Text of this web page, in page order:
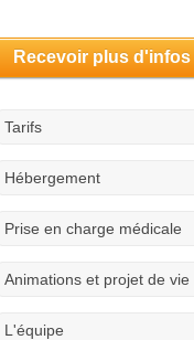
Recevoir plus d'infos
Tarifs
Hébergement
Prise en charge médicale
Animations et projet de vie
L'équipe